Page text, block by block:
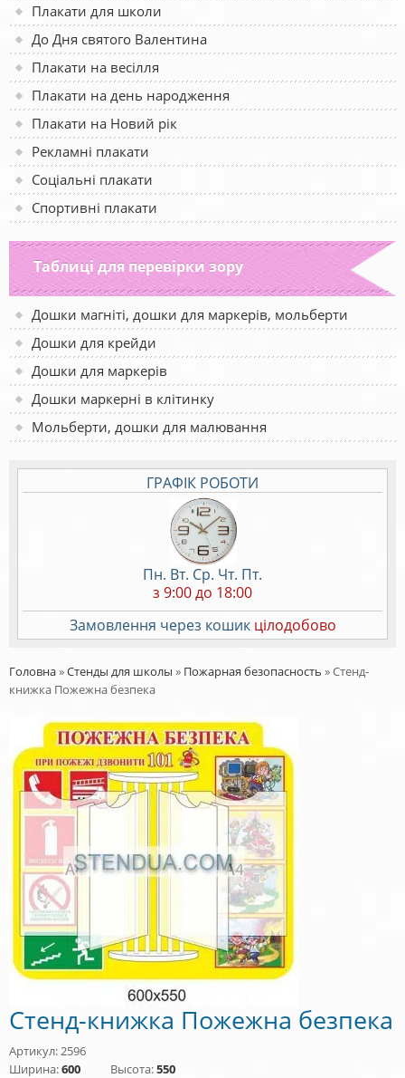
Плакати для школи
До Дня святого Валентина
Плакати на весілля
Плакати на день народження
Плакати на Новий рік
Рекламні плакати
Соціальні плакати
Спортивні плакати
Таблиці для перевірки зору
Дошки магніті, дошки для маркерів, мольберти
Дошки для крейди
Дошки для маркерів
Дошки маркерні в клітинку
Мольберти, дошки для малювання
ГРАФІК РОБОТИ
Пн. Вт. Ср. Чт. Пт.
з 9:00 до 18:00
Замовлення через кошик цілодобово
Головна»Стенды для школы » Пожарная безопасность »Стенд-
книжка Пожежна безпека
Стенд-книжка Пожежна безпека
Артикул: 2596
Ширина:600 Высота:550